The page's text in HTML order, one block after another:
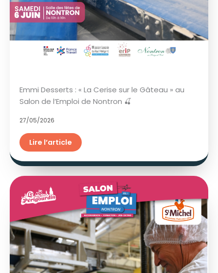
Emmi Desserts : « La Cerise sur le Gâteau » au
Salon de l’Emploi de Nontron 🍒
27/05/2026
Lire l’article